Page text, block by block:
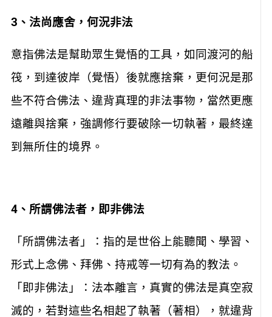
3 、法尚應舍，何況非法
意指佛法是幫助眾生覺悟的工具，如同渡河的船
筏，到達彼岸（覺悟）後就應捨棄，更何況是那
些不符合佛法、違背真理的非法事物，當然更應
遠離與捨棄，強調修行要破除一切執著，最終達
到無所住的境界。
4、所謂佛法者，即非佛法
「所謂佛法者」：指的是世俗上能聽聞、學習、
形式上念佛、拜佛、持戒等一切有為的教法。
「即非佛法」：法本離言，真實的佛法是真空寂